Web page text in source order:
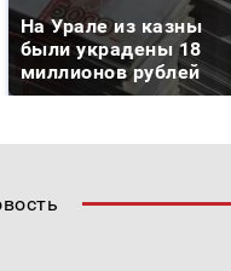
На Урале из казны
были украдены 18
миллионов рублей